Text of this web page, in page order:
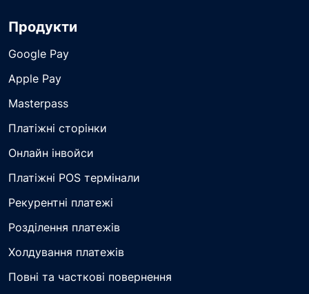
Продукти
Google Pay
Apple Pay
Masterpass
Платіжні сторінки
Онлайн інвойси
Платіжні POS термінали
Рекурентні платежі
Розділення платежів
Холдування платежів
Повні та часткові повернення